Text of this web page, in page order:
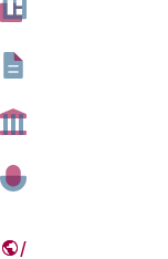
attendeert de
voor het langdurig